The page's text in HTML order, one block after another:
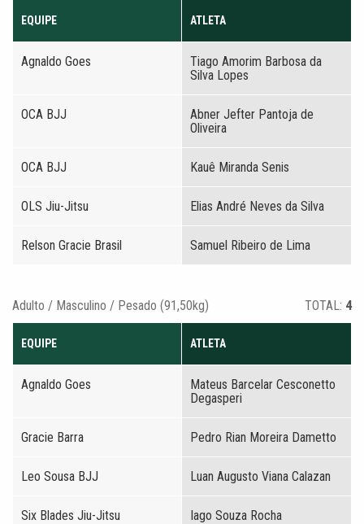
EQUIPE ATLETA
Agnaldo Goes
Tiago Amorim Barbosa da
Silva Lopes
OCA BJJ
Abner Jefter Pantoja de
Oliveira
OCA BJJ Kauê Miranda Senis
OLS Jiu-Jitsu Elias André Neves da Silva
Relson Gracie Brasil Samuel Ribeiro de Lima
Adulto / Masculino / Pesado (91,50kg) TOTAL: 4
EQUIPE ATLETA
Agnaldo Goes
Mateus Barcelar Cesconetto
Degasperi
Gracie Barra Pedro Rian Moreira Dametto
Leo Sousa BJJ Luan Augusto Viana Calazan
Six Blades Jiu-Jitsu Iago Souza Rocha